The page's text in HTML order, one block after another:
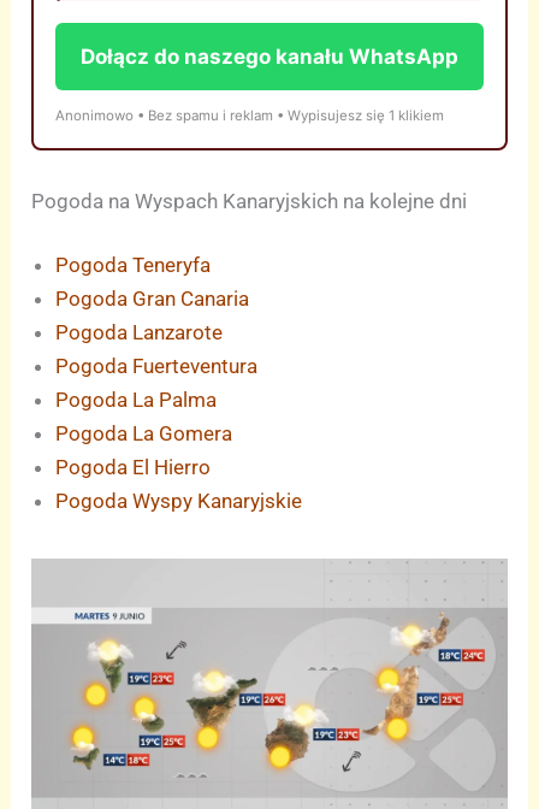
Dołącz do naszego kanału WhatsApp
Anonimowo • Bez spamu i reklam • Wypisujesz się 1 klikiem
Pogoda na Wyspach Kanaryjskich na kolejne dni
Pogoda Teneryfa
Pogoda Gran Canaria
Pogoda Lanzarote
Pogoda Fuerteventura
Pogoda La Palma
Pogoda La Gomera
Pogoda El Hierro
Pogoda Wyspy Kanaryjskie